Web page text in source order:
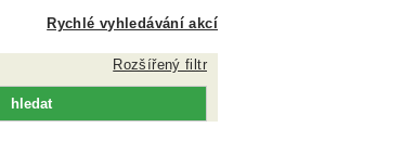
Rychlé vyhledávání akcí
Rozšířený filtr